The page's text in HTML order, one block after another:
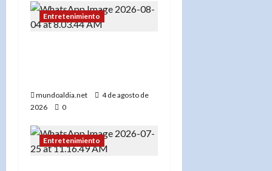
Entretenimiento
mundoaldia.net
4 de agosto de
2026
0
Entretenimiento